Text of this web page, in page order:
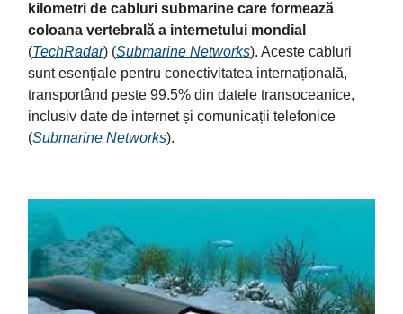
kilometri de cabluri submarine care formează
coloana vertebrală a internetului mondial
(TechRadar)​​ (Submarine Networks)​. Aceste cabluri
sunt esențiale pentru conectivitatea internațională,
transportând peste 99.5% din datele transoceanice,
inclusiv date de internet și comunicații telefonice​
(Submarine Networks)​.